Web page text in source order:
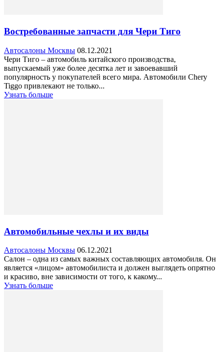
Востребованные запчасти для Чери Тиго
Автосалоны Москвы 08.12.2021
Чери Тиго – автомобиль китайского производства,
выпускаемый уже более десятка лет и завоевавший
популярность у покупателей всего мира. Автомобили Chery
Tiggo привлекают не только...
Узнать больше
Автомобильные чехлы и их виды
Автосалоны Москвы 06.12.2021
Салон – одна из самых важных составляющих автомобиля. Он
является «лицом» автомобилиста и должен выглядеть опрятно
и красиво, вне зависимости от того, к какому...
Узнать больше